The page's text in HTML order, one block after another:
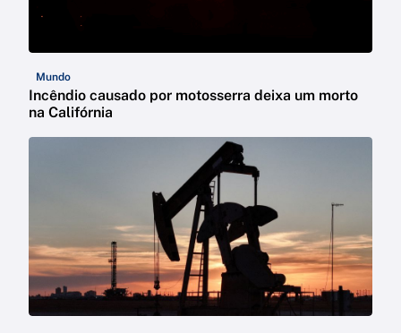
Mundo
Incêndio causado por motosserra deixa um morto
na Califórnia